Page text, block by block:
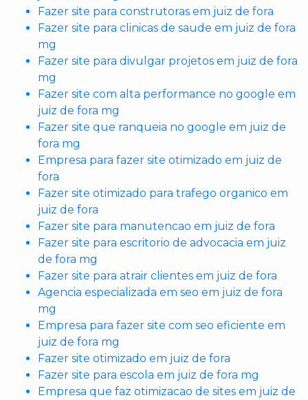
Fazer site para construtoras em juiz de fora
Fazer site para clinicas de saude em juiz de fora
mg
Fazer site para divulgar projetos em juiz de fora
mg
Fazer site com alta performance no google em
juiz de fora mg
Fazer site que ranqueia no google em juiz de
fora mg
Empresa para fazer site otimizado em juiz de
fora
Fazer site otimizado para trafego organico em
juiz de fora
Fazer site para manutencao em juiz de fora
Fazer site para escritorio de advocacia em juiz
de fora mg
Fazer site para atrair clientes em juiz de fora
Agencia especializada em seo em juiz de fora
mg
Empresa para fazer site com seo eficiente em
juiz de fora mg
Fazer site otimizado em juiz de fora
Fazer site para escola em juiz de fora mg
Empresa que faz otimizacao de sites em juiz de